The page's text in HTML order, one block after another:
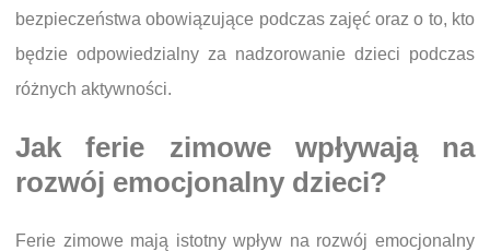
bezpieczeństwa obowiązujące podczas zajęć oraz o to, kto
będzie odpowiedzialny za nadzorowanie dzieci podczas
różnych aktywności.
Jak ferie zimowe wpływają na
rozwój emocjonalny dzieci?
Ferie zimowe mają istotny wpływ na rozwój emocjonalny